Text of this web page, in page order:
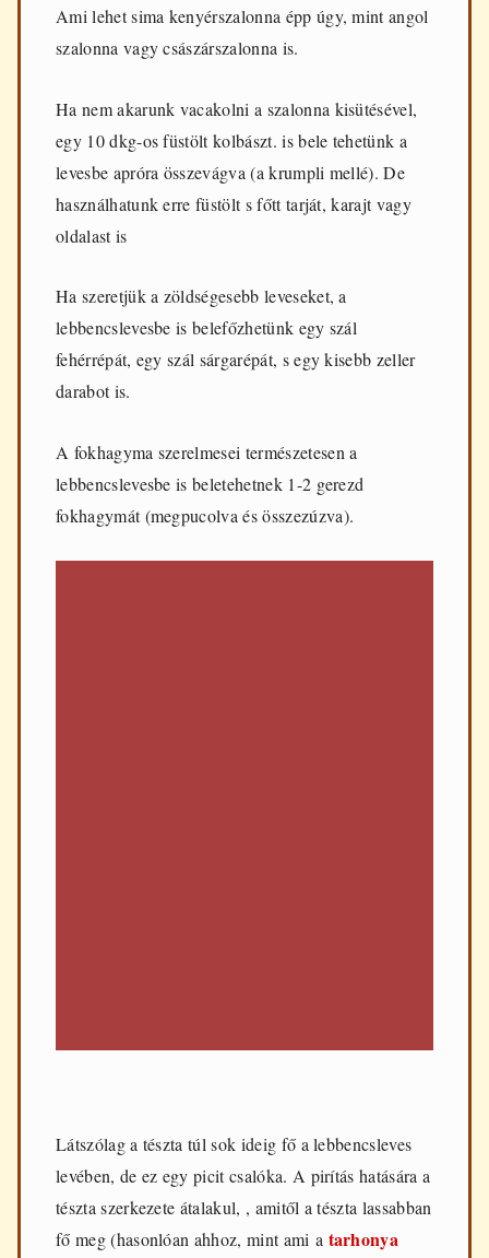
Ami lehet sima kenyérszalonna épp úgy, mint angol
szalonna vagy császárszalonna is.
Ha nem akarunk vacakolni a szalonna kisütésével,
egy 10 dkg-os füstölt kolbászt. is bele tehetünk a
levesbe apróra összevágva (a krumpli mellé). De
használhatunk erre füstölt s főtt tarját, karajt vagy
oldalast is
Ha szeretjük a zöldségesebb leveseket, a
lebbencslevesbe is belefőzhetünk egy szál
fehérrépát, egy szál sárgarépát, s egy kisebb zeller
darabot is.
A fokhagyma szerelmesei természetesen a
lebbencslevesbe is beletehetnek 1-2 gerezd
fokhagymát (megpucolva és összezúzva).
Látszólag a tészta túl sok ideig fő a lebbencsleves
levében, de ez egy picit csalóka. A pirítás hatására a
tészta szerkezete átalakul, , amitől a tészta lassabban
fő meg (hasonlóan ahhoz, mint ami a tarhonya